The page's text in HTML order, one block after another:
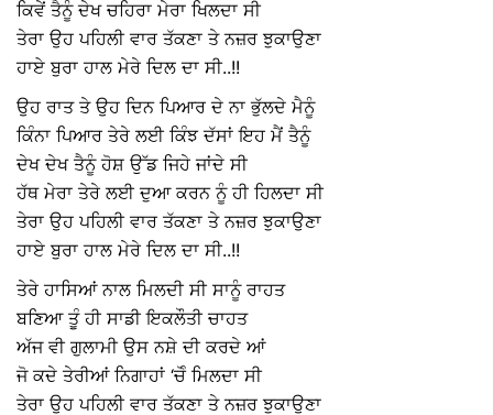
ਕਿਵੇਂ ਤੈਨੂੰ ਦੇਖ ਚਹਿਰਾ ਮੇਰਾ ਖਿਲਦਾ ਸੀ
ਤੇਰਾ ਉਹ ਪਹਿਲੀ ਵਾਰ ਤੱਕਣਾ ਤੇ ਨਜ਼ਰ ਝੁਕਾਉਣਾ
ਹਾਏ ਬੁਰਾ ਹਾਲ ਮੇਰੇ ਦਿਲ ਦਾ ਸੀ..!!
ਉਹ ਰਾਤ ਤੇ ਉਹ ਦਿਨ ਪਿਆਰ ਦੇ ਨਾ ਭੁੱਲਦੇ ਮੈਨੂੰ
ਕਿੰਨਾ ਪਿਆਰ ਤੇਰੇ ਲਈ ਕਿੰਝ ਦੱਸਾਂ ਇਹ ਮੈਂ ਤੈਨੂੰ
ਦੇਖ ਦੇਖ ਤੈਨੂੰ ਹੋਸ਼ ਉੱਡ ਜਿਹੇ ਜਾਂਦੇ ਸੀ
ਹੱਥ ਮੇਰਾ ਤੇਰੇ ਲਈ ਦੁਆ ਕਰਨ ਨੂੰ ਹੀ ਹਿਲਦਾ ਸੀ
ਤੇਰਾ ਉਹ ਪਹਿਲੀ ਵਾਰ ਤੱਕਣਾ ਤੇ ਨਜ਼ਰ ਝੁਕਾਉਣਾ
ਹਾਏ ਬੁਰਾ ਹਾਲ ਮੇਰੇ ਦਿਲ ਦਾ ਸੀ..!!
ਤੇਰੇ ਹਾਸਿਆਂ ਨਾਲ ਮਿਲਦੀ ਸੀ ਸਾਨੂੰ ਰਾਹਤ
ਬਣਿਆ ਤੂੰ ਹੀ ਸਾਡੀ ਇਕਲੌਤੀ ਚਾਹਤ
ਅੱਜ ਵੀ ਗੁਲਾਮੀ ਉਸ ਨਸ਼ੇ ਦੀ ਕਰਦੇ ਆਂ
ਜੋ ਕਦੇ ਤੇਰੀਆਂ ਨਿਗਾਹਾਂ ‘ਚੋੰ ਮਿਲਦਾ ਸੀ
ਤੇਰਾ ਉਹ ਪਹਿਲੀ ਵਾਰ ਤੱਕਣਾ ਤੇ ਨਜ਼ਰ ਝੁਕਾਉਣਾ